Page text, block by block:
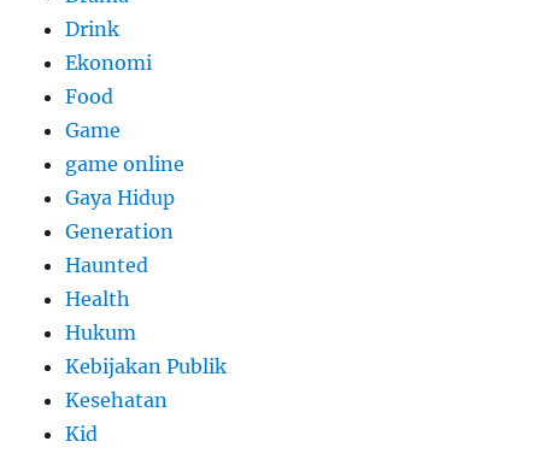
Drink
Ekonomi
Food
Game
game online
Gaya Hidup
Generation
Haunted
Health
Hukum
Kebijakan Publik
Kesehatan
Kid